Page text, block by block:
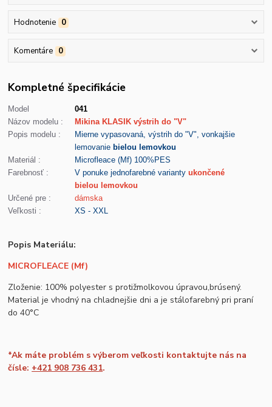
Hodnotenie 0
Komentáre 0
Kompletné špecifikácie
Model
041
Názov modelu :
Mikina KLASIK výstrih do "V"
Popis modelu :
Mierne vypasovaná, výstrih do "V", vonkajšie
lemovanie bielou lemovkou
Materiál :
Microfleace (Mf) 100%PES
Farebnosť :
V ponuke jednofarebné variantyukončené
bielou lemovkou
Určené pre :
dámska
Veľkosti :
XS - XXL
Popis Materiálu:
MICROFLEACE (Mf)
Zloženie: 100% polyester s protižmolkovou úpravou,brúsený.
Material je vhodný na chladnejšie dni a je stálofarebný pri praní
do 40°C
*Ak máte problém s výberom veľkosti kontaktujte nás na
čísle: +421 908 736 431.